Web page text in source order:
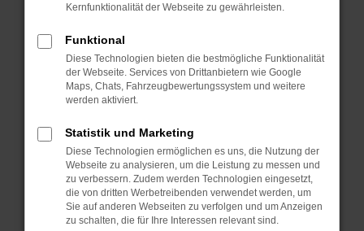
Starte dein Gerät neu.
Probleme zu beheben.
Stelle sicher, dass dein Browser und dein
Betriebssystem auf dem neuesten Stand
sind.
Veraltete Software birgt nicht nur ein
Sicherheitsrisiko, sondern kann auch dazu
führen, dass bestimmte Funktionen nicht mehr
unterstützt werden.
Wende dich an den Webseitenbetreiber.
Wenn du alle oben genannten Schritte versucht
Kernfunktionalität der Webseite zu gewährleisten.
Funktional
Diese Technologien bieten die bestmögliche Funktionalität
der Webseite. Services von Drittanbietern wie Google
Maps, Chats, Fahrzeugbewertungssystem und weitere
werden aktiviert.
Statistik und Marketing
Diese Technologien ermöglichen es uns, die Nutzung der
Webseite zu analysieren, um die Leistung zu messen und
zu verbessern. Zudem werden Technologien eingesetzt,
die von dritten Werbetreibenden verwendet werden, um
Sie auf anderen Webseiten zu verfolgen und um Anzeigen
zu schalten, die für Ihre Interessen relevant sind.